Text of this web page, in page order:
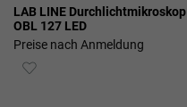
LAB LINE Durchlichtmikroskop
OBL 127 LED
Preise nach Anmeldung
ZUR